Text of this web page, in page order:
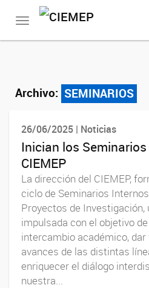
Toggle
Archivo: SEMINARIOS
26/06/2025 | Noticias
Inician los
CIEMEP
La dirección del CIEMEP,
ciclo de Seminarios
Proyectos de Investigación,
impulsada con el objetivo
intercambio académico,
avances de las distintas
enriquecer el diálogo
nuestra...